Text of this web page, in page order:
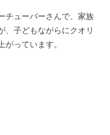
チューバーさんで、家族
、子どもながらにクオリ
がっています。